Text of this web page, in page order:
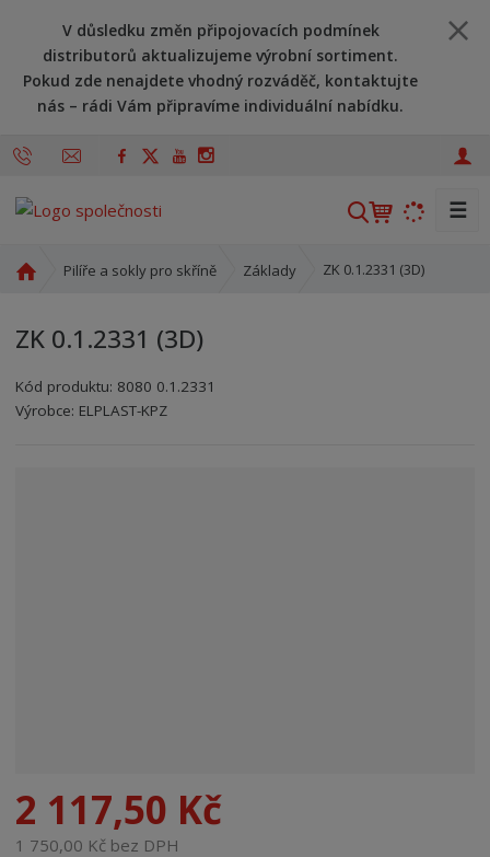
V důsledku změn připojovacích podmínek
distributorů aktualizujeme výrobní sortiment.
Pokud zde nenajdete vhodný rozváděč, kontaktujte
nás – rádi Vám připravíme individuální nabídku.
V
h
☰
d
í
s
Pilíře a sokly pro skříně Základy ZK 0.1.2331 (3D)
ZK 0.1.2331 (3D)
Kód produktu: 8080 0.1.2331
Kód výrobce: 8595208613913
Kód dodavatele:8595208613913
Výrobce: ELPLAST-KPZ
2 117,50 Kč
1 750,00 Kč bez DPH